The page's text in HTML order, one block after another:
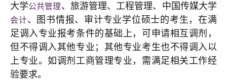
大学公共管理、旅游管理、工程管理、 中国传媒大学
会计、图书情报、审计专业学位硕士的考生，在满
足调入专业报考条件的基础上，可申请相互调剂，
但不得调入其他专业；其他专业考生也不得调入以
上专业。如调剂工商管理专业，需满足相关工作经
验要求。